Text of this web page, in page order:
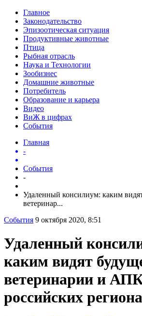
Главное
Законодательство
Эпизоотическая ситуация
Продуктивные животные
Птица
Рыбная отрасль
Наука и Технологии
Зообизнес
Домашние животные
Потребитель
Образование и карьера
Видео
ВиЖ в цифрах
События
Главная
-
События
-
Удаленный консилиум: каким
ветеринар...
События 9 октября 2020, 8:51
Удаленный
каким видят
ветеринарии и
российских